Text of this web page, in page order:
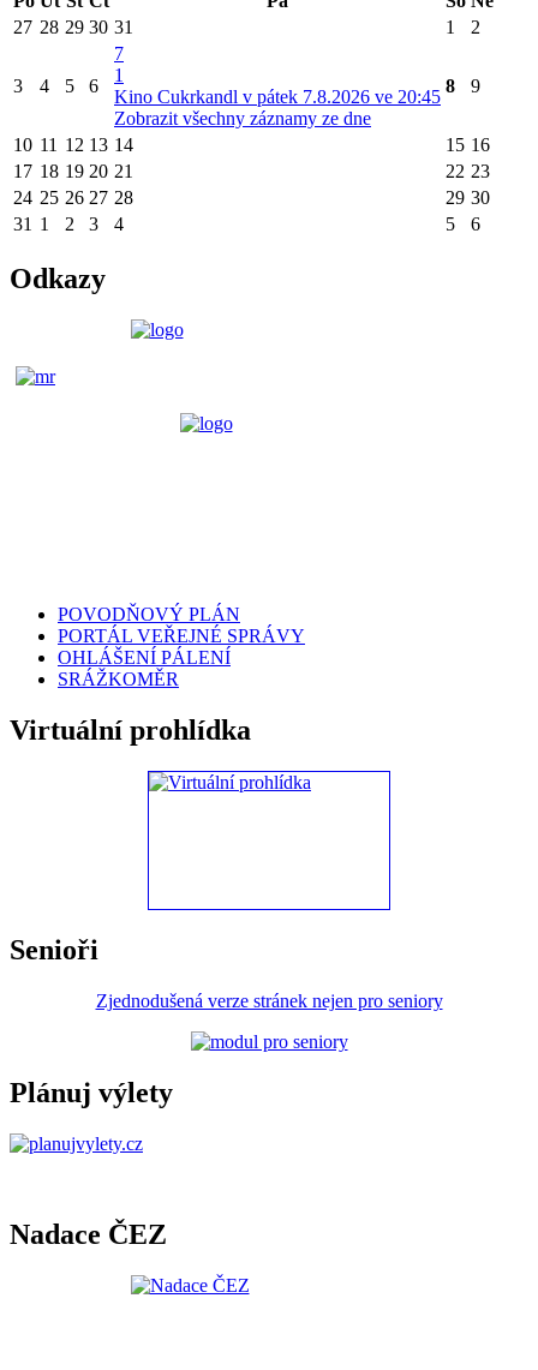
27 28 29 30 31 1 2
3 4 5 6
7
1
Kino Cukrkandl v pátek 7.8.2026 ve 20:45
Zobrazit všechny záznamy ze dne
8 9
10 11 12 13 14 15 16
17 18 19 20 21 22 23
24 25 26 27 28 29 30
31 1 2 3 4 5 6
Odkazy
POVODŇOVÝ PLÁN
PORTÁL VEŘEJNÉ SPRÁVY
OHLÁŠENÍ PÁLENÍ
SRÁŽKOMĚR
Virtuální prohlídka
Senioři
Zjednodušená verze stránek nejen pro seniory
Plánuj výlety
Nadace ČEZ